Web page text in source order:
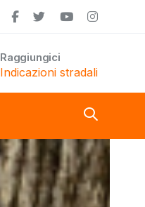
Raggiungici
Indicazioni stradali